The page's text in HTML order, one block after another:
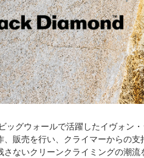
ッグウォールで活躍したイヴォン
、販売を行い、クライマーからの
ないクリーンクライミングの潮流